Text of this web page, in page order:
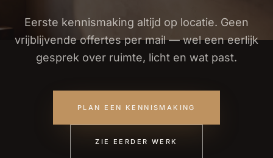
Eerste kennismaking altijd op locatie. Geen
vrijblijvende offertes per mail — wel een eerlijk
gesprek over ruimte, licht en wat past.
PLAN EEN KENNISMAKING
ZIE EERDER WERK